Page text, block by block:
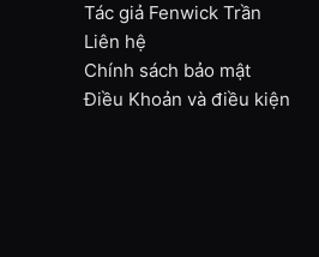
Tác giả Fenwick Trần
Liên hệ
Chính sách bảo mật
Điều Khoản và điều kiện